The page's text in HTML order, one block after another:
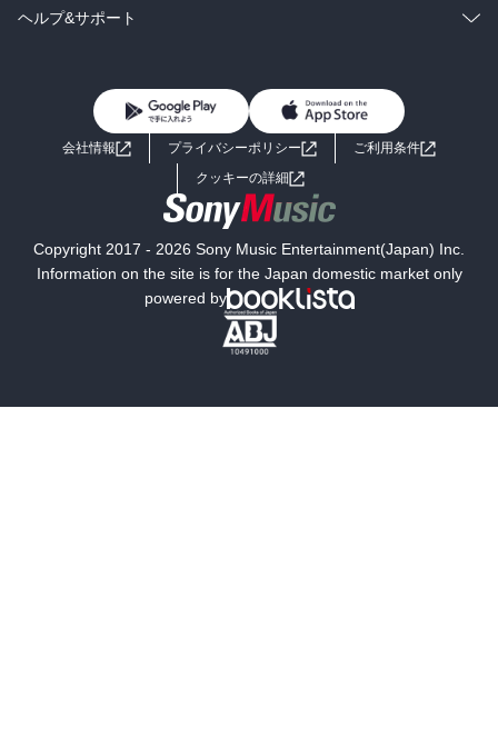
BL・TL
雑誌・グラビア
ラノベ
コミック
ライトノベル 男子向けラノベ
小説
海外小説
ミステリー SF
文学
ヘルプ&サポート
よくあるご質問 お問い合わせ
会社情報 プライバシーポリシー
ご利用条件
クッキーの詳細
Copyright 2017 - 2026 Sony Music Entertainment(Japan) Inc.
Information on the site is for the Japan domestic market only
powered by